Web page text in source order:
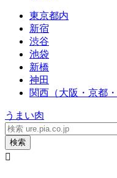
東京都内
新宿
渋谷
池袋
新橋
神田
関西（大阪・京都・
うまい肉
検索
